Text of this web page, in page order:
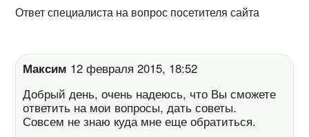
Ответ специалиста на вопрос посетителя сайта
Максим 12 февраля 2015, 18:52
Добрый день, очень надеюсь, что Вы сможете
ответить на мои вопросы, дать советы.
Совсем не знаю куда мне еще обратиться.